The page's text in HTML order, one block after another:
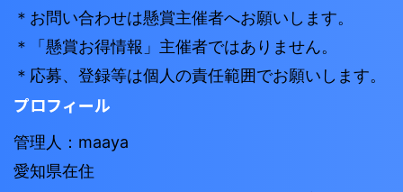
＊お問い合わせは懸賞主催者へお願いします。
＊「懸賞お得情報」主催者ではありません。
＊応募、登録等は個人の責任範囲でお願いします。
プロフィール
管理人：maaya
愛知県在住